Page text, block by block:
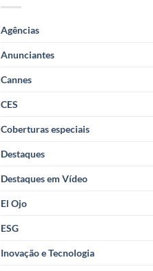
Agências
Anunciantes
Cannes
CES
Coberturas especiais
Destaques
Destaques em Vídeo
El Ojo
ESG
Inovação e Tecnologia